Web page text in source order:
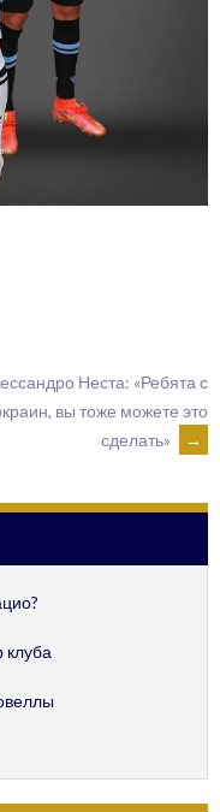
Неста: «Ребята с
вы тоже можете это
сделать»
→
клуба